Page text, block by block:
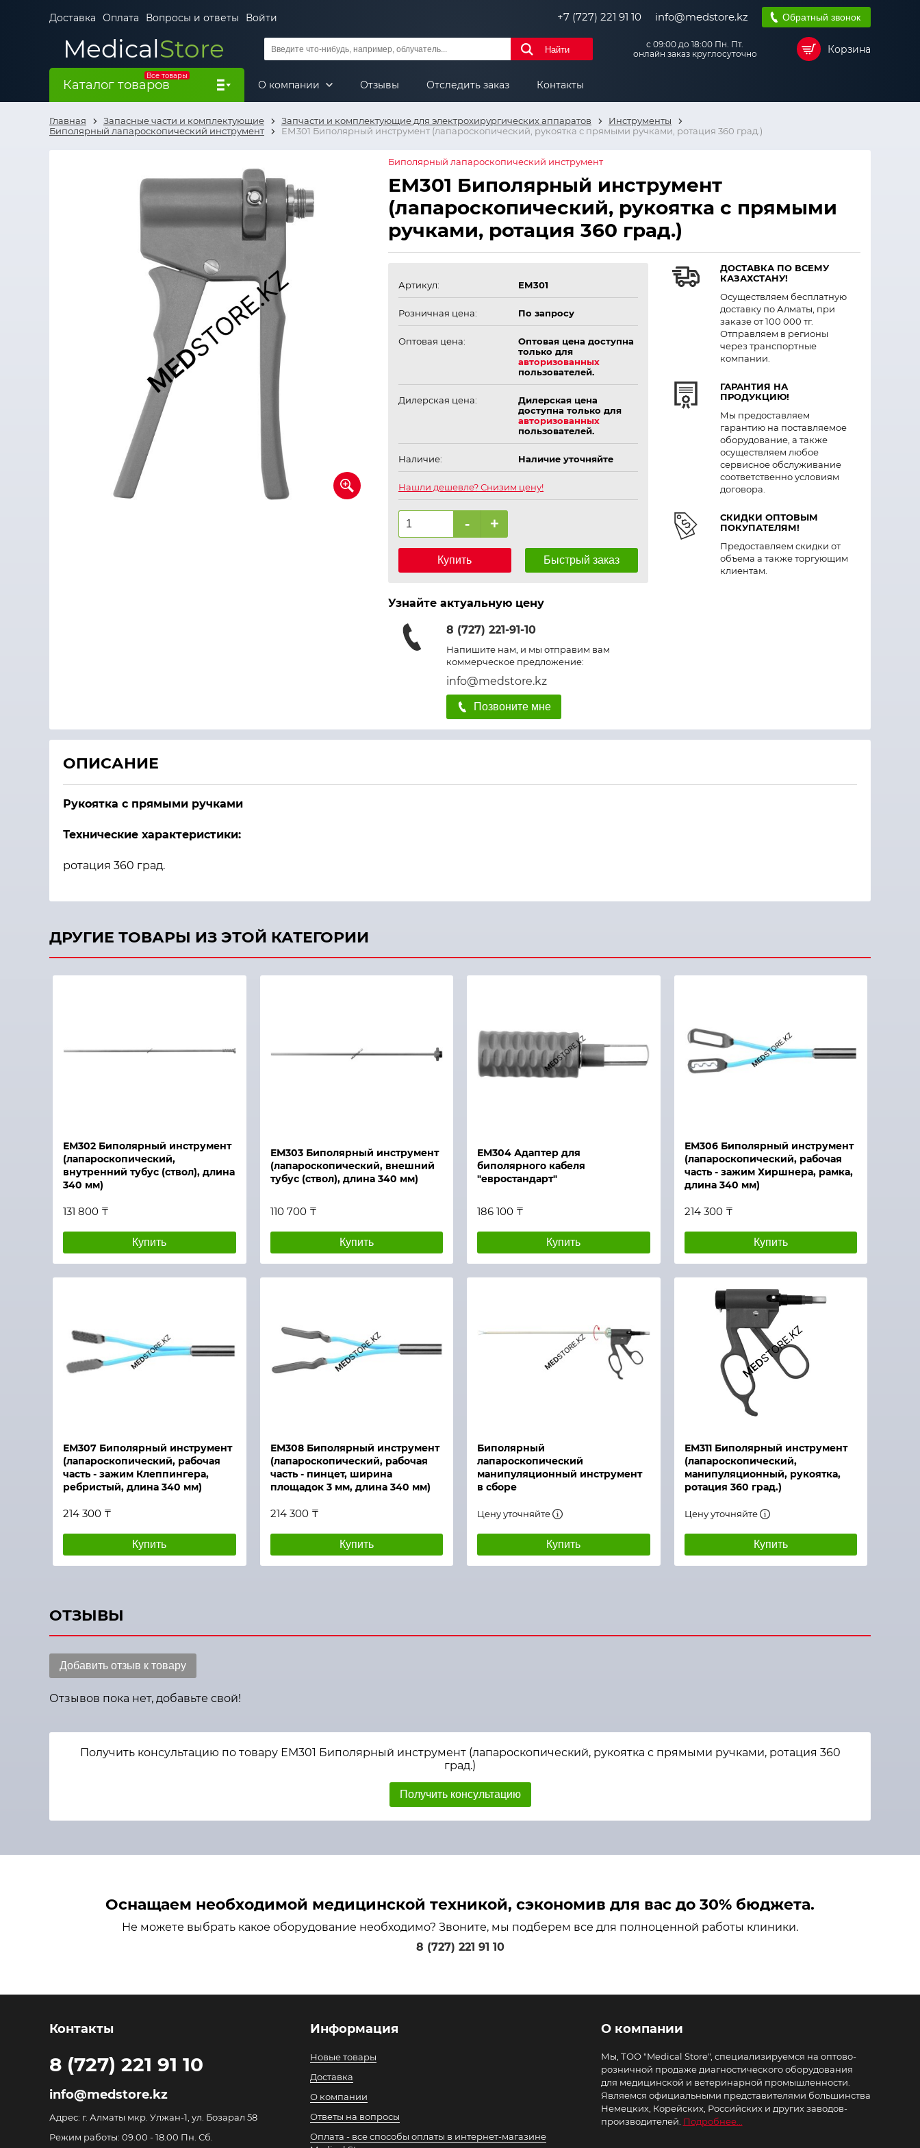
Доставка Оплата Вопросы и ответы Войти +7 (727) 221 91 10 info@medstore.kz Обратный звонок
MedicalStore Найти
с 09:00 до 18:00 Пн. Пт.
онлайн заказ круглосуточно
Корзина
Все товары
Каталог товаров О компании Отзывы Отследить заказ Контакты
Главная Запасные части и комплектующие Запчасти и комплектующие для электрохирургических аппаратов
Инструменты
Биполярный лапароскопический инструмент
ЕМ301 Биполярный инструмент (лапароскопический, рукоятка с прямыми ручками, ротация 360 град.)
Биполярный лапароскопический инструмент
ЕМ301 Биполярный инструмент
(лапароскопический, рукоятка с прямыми
ручками, ротация 360 град.)
Артикул: ЕМ301
Розничная цена: По запросу
Оптовая цена:
Оптовая цена доступна
только для
авторизованных
пользователей.
Дилерская цена:
Дилерская цена
доступна только для
авторизованных
пользователей.
Наличие: Наличие уточняйте
Нашли дешевле? Снизим цену!
- +
Купить Быстрый заказ
Узнайте актуальную цену
8 (727) 221-91-10
Напишите нам, и мы отправим вам
коммерческое предложение:
info@medstore.kz
Позвоните мне
ДОСТАВКА ПО ВСЕМУ
КАЗАХСТАНУ!
Осуществляем бесплатную
доставку по Алматы, при
заказе от 100 000 тг.
Отправляем в регионы
через транспортные
компании.
ГАРАНТИЯ НА
ПРОДУКЦИЮ!
Мы предоставляем
гарантию на поставляемое
оборудование, а также
осуществляем любое
сервисное обслуживание
соответственно условиям
договора.
СКИДКИ ОПТОВЫМ
ПОКУПАТЕЛЯМ!
Предоставляем скидки от
объема а также торгующим
клиентам.
ОПИСАНИЕ
Рукоятка с прямыми ручками
Технические характеристики:
ротация 360 град.
ДРУГИЕ ТОВАРЫ ИЗ ЭТОЙ КАТЕГОРИИ
ЕМ302 Биполярный инструмент
(лапароскопический,
внутренний тубус (ствол), длина
340 мм)
131 800 ₸
Купить
ЕМ303 Биполярный инструмент
(лапароскопический, внешний
тубус (ствол), длина 340 мм)
110 700 ₸
Купить
ЕМ304 Адаптер для
биполярного кабеля
"евростандарт"
186 100 ₸
Купить
ЕМ306 Биполярный инструмент
(лапароскопический, рабочая
часть - зажим Хиршнера, рамка,
длина 340 мм)
214 300 ₸
Купить
ЕМ307 Биполярный инструмент
(лапароскопический, рабочая
часть - зажим Клеппингера,
ребристый, длина 340 мм)
214 300 ₸
Купить
ЕМ308 Биполярный инструмент
(лапароскопический, рабочая
часть - пинцет, ширина
площадок 3 мм, длина 340 мм)
214 300 ₸
Купить
Биполярный
лапароскопический
манипуляционный инструмент
в сборе
Цену уточняйте
Купить
ЕМ311 Биполярный инструмент
(лапароскопический,
манипуляционный, рукоятка,
ротация 360 град.)
Цену уточняйте
Купить
ОТЗЫВЫ
Добавить отзыв к товару
Отзывов пока нет, добавьте свой!
Получить консультацию по товару ЕМ301 Биполярный инструмент (лапароскопический, рукоятка с прямыми ручками, ротация 360
град.)
Получить консультацию
Оснащаем необходимой медицинской техникой, сэкономив для вас до 30% бюджета.
Не можете выбрать какое оборудование необходимо? Звоните, мы подберем все для полноценной работы клиники.
8 (727) 221 91 10
Контакты
8 (727) 221 91 10
info@medstore.kz
Адрес: г. Алматы мкр. Улжан-1, ул. Бозарал 58
Режим работы: 09.00 - 18.00 Пн. Сб.
Информация
Новые товары
Доставка
О компании
Ответы на вопросы
Оплата - все способы оплаты в интернет-магазине
О компании
Мы, ТОО "Medical Store", специализируемся на оптово-
розничной продаже диагностического оборудования
для медицинской и ветеринарной промышленности.
Являемся официальными представителями большинства
Немецких, Корейских, Российских и других заводов-
производителей. Подробнее...